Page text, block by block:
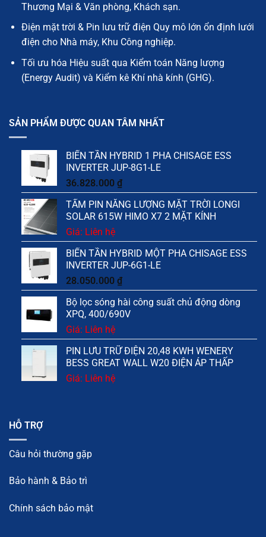
Thương Mại & Văn phòng, Khách sạn.
Điện mặt trời & Pin lưu trữ điện Quy mô lớn ổn định lưới
điện cho Nhà máy, Khu Công nghiệp.
Tối ưu hóa Hiệu suất qua Kiểm toán Năng lượng
(Energy Audit) và Kiểm kê Khí nhà kính (GHG).
SẢN PHẨM ĐƯỢC QUAN TÂM NHẤT
BIẾN TẦN HYBRID 1 PHA CHISAGE ESS
INVERTER JUP-8G1-LE
36.828.000 ₫
TẤM PIN NĂNG LƯỢNG MẶT TRỜI LONGI
SOLAR 615W HIMO X7 2 MẶT KÍNH
Giá: Liên hệ
BIẾN TẦN HYBRID MỘT PHA CHISAGE ESS
INVERTER JUP-6G1-LE
28.050.000 ₫
Bộ lọc sóng hài công suất chủ động dòng
XPQ, 400/690V
Giá: Liên hệ
PIN LƯU TRỮ ĐIỆN 20,48 KWH WENERY
BESS GREAT WALL W20 ĐIỆN ÁP THẤP
Giá: Liên hệ
HỖ TRỢ
Câu hỏi thường gặp
Bảo hành & Bảo trì
Chính sách bảo mật